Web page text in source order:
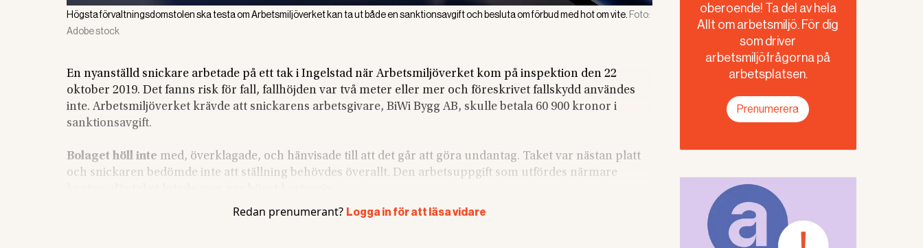
Högsta förvaltningsdomstolen ska testa om Arbetsmiljöverket kan ta ut både en sanktionsavgift och besluta om förbud med hot om vite. Foto:
Adobe stock
En nyanställd snickare arbetade på ett tak i Ingelstad när Arbetsmiljöverket kom på inspektion den 22
oktober 2019. Det fanns risk för fall, fallhöjden var två meter eller mer och föreskrivet fallskydd användes
inte. Arbetsmiljöverket krävde att snickarens arbetsgivare, BiWi Bygg AB, skulle betala 60 900 kronor i
sanktionsavgift.
Bolaget höll inte med, överklagade, och hänvisade till att det går att göra undantag. Taket var nästan platt
och snickaren bedömde inte att ställning behövdes överallt. Den arbetsuppgift som utfördes närmare
Arbetsmiljöarbetet på bolaget uppfyllde också kraven med råge och alla snickare hade fått utbildning i
Redan prenumerant? Logga in för att läsa vidare
oberoende! Ta del av hela
Allt om arbetsmiljö. För dig
som driver
arbetsmiljöfrågorna på
arbetsplatsen.
Prenumerera